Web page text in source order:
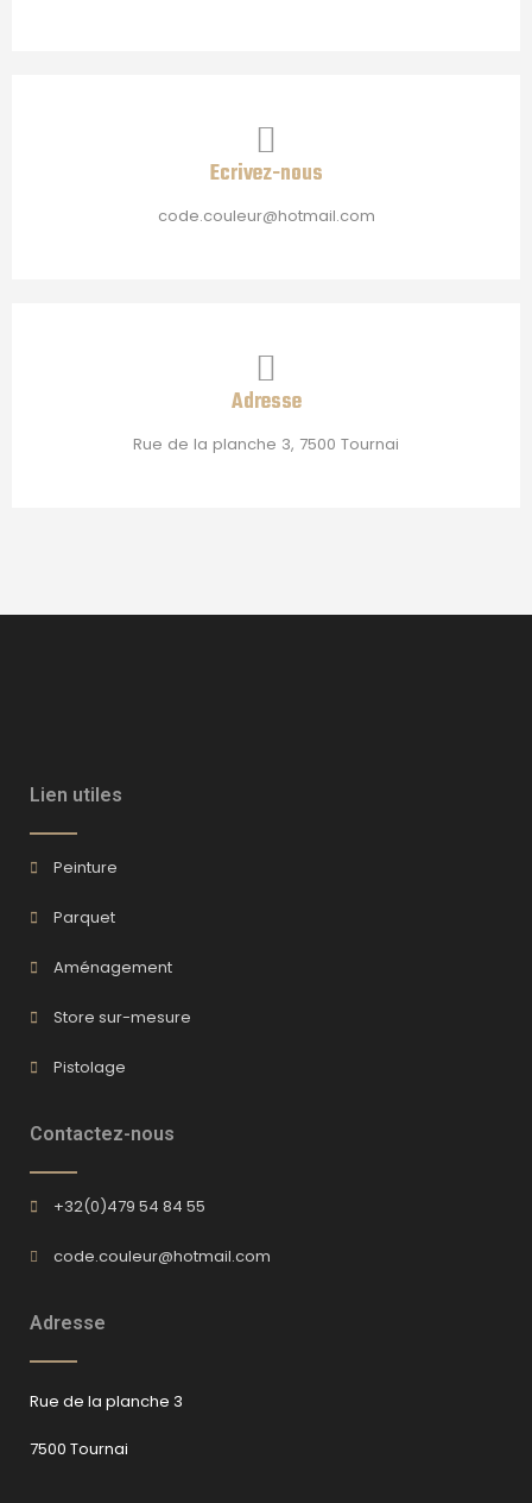
Ecrivez-nous
code.couleur@hotmail.com
Adresse
Rue de la planche 3, 7500 Tournai
Lien utiles
Peinture
Parquet
Aménagement
Store sur-mesure
Pistolage
Contactez-nous
+32(0)479 54 84 55
code.couleur@hotmail.com
Adresse
Rue de la planche 3
7500 Tournai